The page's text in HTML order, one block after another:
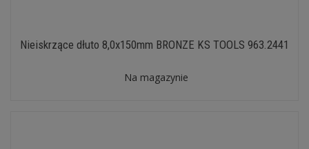
Nieiskrzące dłuto 8,0x150mm BRONZE KS TOOLS 963.2441
Na magazynie